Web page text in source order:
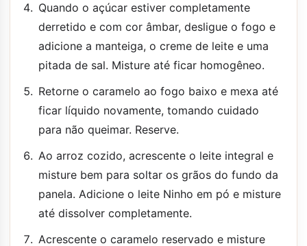
Quando o açúcar estiver completamente
derretido e com cor âmbar, desligue o fogo e
adicione a manteiga, o creme de leite e uma
pitada de sal. Misture até ficar homogêneo.
Retorne o caramelo ao fogo baixo e mexa até
ficar líquido novamente, tomando cuidado
para não queimar. Reserve.
Ao arroz cozido, acrescente o leite integral e
misture bem para soltar os grãos do fundo da
panela. Adicione o leite Ninho em pó e misture
até dissolver completamente.
Acrescente o caramelo reservado e misture